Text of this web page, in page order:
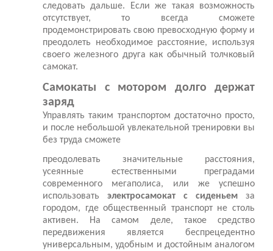
следовать дальше. Если же такая возможность
отсутствует, то всегда сможете
продемонстрировать свою превосходную форму и
преодолеть необходимое расстояние, используя
своего железного друга как обычный толчковый
самокат.
Самокаты с мотором долго держат
заряд
Управлять таким транспортом достаточно просто,
и после небольшой увлекательной тренировки вы
без труда сможете
преодолевать значительные расстояния,
усеянные естественными преградами
современного мегаполиса, или же успешно
использовать электросамокат с сиденьем за
городом, где общественный транспорт не столь
активен. На самом деле, такое средство
передвижения является беспрецедентно
универсальным, удобным и достойным аналогом